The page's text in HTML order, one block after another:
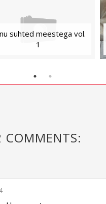
suhted meestega vol.
1
COMMENTS: